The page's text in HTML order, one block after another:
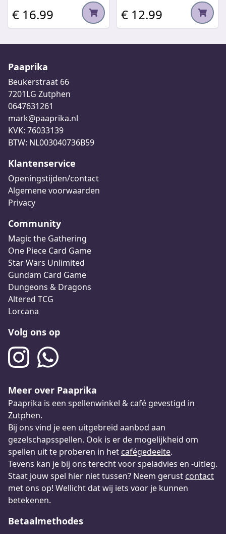
€ 16.99 € 12.99
Paaprika
Beukerstraat 66
7201LG Zutphen
0647631261
mark@paaprika.nl
KVK: 76033139
BTW: NL003040736B59
Klantenservice
Openingstijden/contact
Algemene voorwaarden
Privacy
Community
Magic the Gathering
One Piece Card Game
Star Wars Unlimited
Gundam Card Game
Dungeons & Dragons
Altered TCG
Lorcana
Volg ons op
Meer over Paaprika
Paaprika is een spellenwinkel & café gevestigd in
Zutphen.
Bij ons vind je een uitgebreid aanbod aan
gezelschapsspellen. Ook is er de mogelijkheid om
spellen uit te proberen in het cafégedeelte.
Tevens kan je bij ons terecht voor speladvies en -uitleg.
Staat jouw spel hier niet tussen? Neem gerust contact
met ons op! Wellicht dat wij iets voor je kunnen
betekenen.
Betaalmethodes